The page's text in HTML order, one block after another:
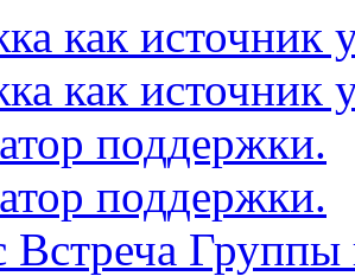
как источник
как источник
поддержки.
поддержки.
Встреча